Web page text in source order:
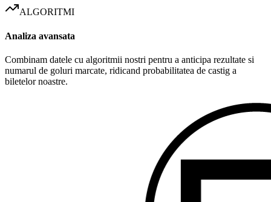
ALGORITMI
Analiza avansata
Combinam datele cu algoritmii nostri pentru a anticipa rezultate si
numarul de goluri marcate, ridicand probabilitatea de castig a
biletelor noastre.